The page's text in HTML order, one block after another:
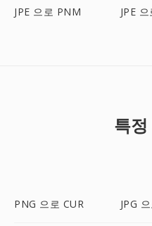
JPE 으로 PNM JPE
특정
PNG 으로 CUR JPG